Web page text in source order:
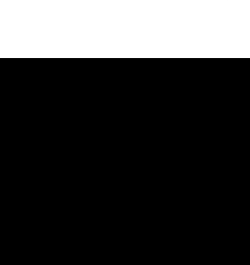
潜力，尤其是 账指的是在钱包、